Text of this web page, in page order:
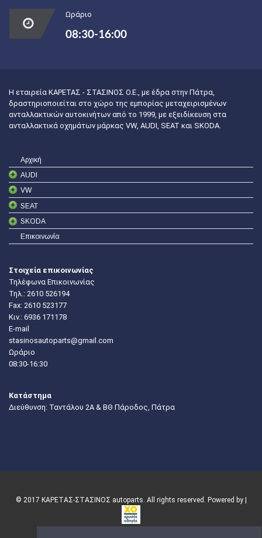
Ωράριο
08:30-16:00
Η εταιρεία ΚΑΡΕΤΑΣ - ΣΤΑΣΙΝΟΣ Ο.Ε., με έδρα στην Πάτρα,
δραστηριοποιείται στο χώρο της εμπορίας μεταχειρισμένων
ανταλλακτικών αυτοκινήτων από το 1999, με εξειδίκευση στα
ανταλλακτικά οχημάτων μάρκας VW, AUDI, SEAT και SKODA.
Αρχική
AUDI
VW
SEAT
SKODA
Επικοινωνία
Στοιχεία επικοινωνίας
Τηλέφωνα Επικοινωνίας
Τηλ.: 2610 526194
Fax: 2610 523177
Κιν.: 6936 171178
E-mail
stasinosautoparts@gmail.com
Ωράριο
08:30-16:30
Κατάστημα
Διεύθυνση: Ταντάλου 2Α & ΒΘ Πάροδος, Πάτρα
© 2017 ΚΑΡΕΤΑΣ-ΣΤΑΣΙΝΟΣ autoparts. All rights reserved. Powered by |